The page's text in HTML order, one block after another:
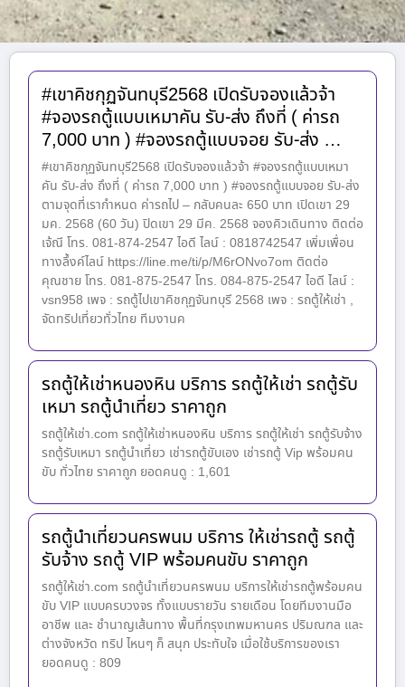
#เขาคิชกุฏจันทบุรี2568 เปิดรับจองแล้วจ้า
#จองรถตู้แบบเหมาคัน รับ-ส่ง ถึงที่ ( ค่ารถ
7,000 บาท ) #จองรถตู้แบบจอย รับ-ส่ง …
#เขาคิชกุฏจันทบุรี2568 เปิดรับจองแล้วจ้า #จองรถตู้แบบเหมา
คัน รับ-ส่ง ถึงที่ ( ค่ารถ 7,000 บาท ) #จองรถตู้แบบจอย รับ-ส่ง
ตามจุดที่เรากำหนด ค่ารถไป – กลับคนละ 650 บาท เปิดเขา 29
มค. 2568 (60 วัน) ปิดเขา 29 มีค. 2568 จองคิวเดินทาง ติดต่อ
เจ้ณี โทร. 081-874-2547 ไอดี ไลน์ : 0818742547 เพิ่มเพื่อน
ทางลึ้งค์ไลน์ https://line.me/ti/p/M6rONvo7om ติดต่อ
คุณชาย โทร. 081-875-2547 โทร. 084-875-2547 ไอดี ไลน์ :
vsn958 เพจ : รถตู้ไปเขาคิชกุฏจันทบุรี 2568 เพจ : รถตู้ให้เช่า ,
จัดทริปเที่ยวทั่วไทย ทีมงานค
รถตู้ให้เช่าหนองหิน บริการ รถตู้ให้เช่า รถตู้รับ
เหมา รถตู้นำเที่ยว ราคาถูก
รถตู้ให้เช่า.com รถตู้ให้เช่าหนองหิน บริการ รถตู้ให้เช่า รถตู้รับจ้าง
รถตู้รับเหมา รถตู้นำเที่ยว เช่ารถตู้ขับเอง เช่ารถตู้ Vip พร้อมคน
ขับ ทั่วไทย ราคาถูก ยอดคนดู : 1,601
รถตู้นำเที่ยวนครพนม บริการ ให้เช่ารถตู้ รถตู้
รับจ้าง รถตู้ VIP พร้อมคนขับ ราคาถูก
รถตู้ให้เช่า.com รถตู้นำเที่ยวนครพนม บริการให้เช่ารถตู้พร้อมคน
ขับ VIP แบบครบวงจร ทั้งแบบรายวัน รายเดือน โดยทีมงานมือ
อาชีพ และ ชำนาญเส้นทาง พื้นที่กรุงเทพมหานคร ปริมณฑล และ
ต่างจังหวัด ทริป ไหนๆ ก็ สนุก ประทับใจ เมื่อใช้บริการของเรา
ยอดคนดู : 809